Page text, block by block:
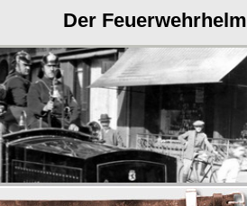
Der Feuerwehrhelm